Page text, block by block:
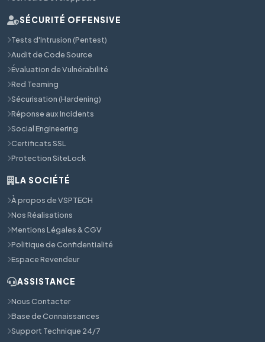
SÉCURITÉ OFFENSIVE
Tests d'Intrusion (Pentest)
Audit de Code Source
Évaluation de Vulnérabilité
Red Teaming
Sécurisation (Hardening)
Réponse aux Incidents
Social Engineering
Certificats SSL
Protection SiteLock
LA SOCIÉTÉ
À propos de VSPTECH
Nos Réalisations
Mentions Légales & CGV
Politique de Confidentialité
Espace Revendeur
ASSISTANCE
Nous Contacter
Base de Connaissances
Support Technique 24/7